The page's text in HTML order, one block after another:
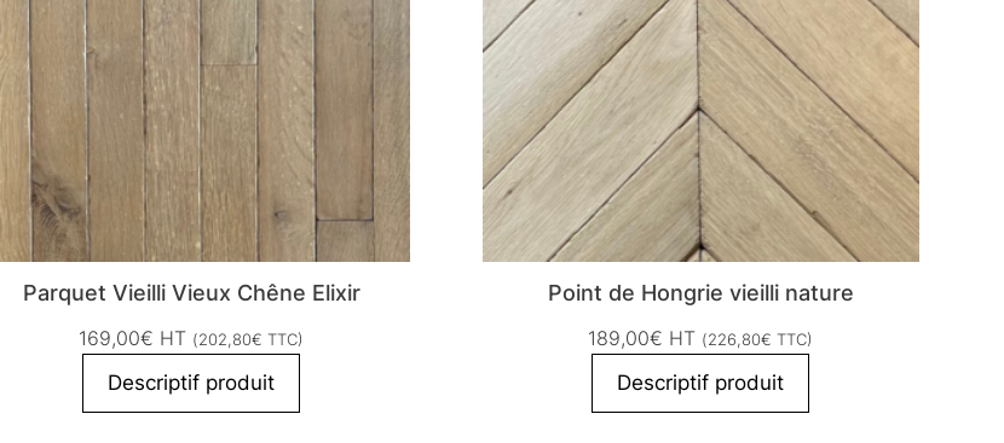
Parquet Vieilli Vieux Chêne Elixir
169,00€ HT (202,80€ TTC)
Descriptif produit
Point de Hongrie vieilli nature
189,00€ HT (226,80€ TTC)
Descriptif produit